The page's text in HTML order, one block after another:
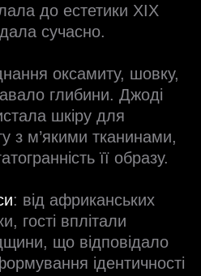
до естетики XIX
сучасно.
оксамиту, шовку,
глибини. Джоді
шкіру для
з м’якими тканинами,
її образу.
: від африканських
гості вплітали
що відповідало
ідентичності